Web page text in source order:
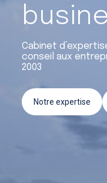
Crédit d’impôt
innovation
Conseil &
Cabinet
conseil aux
2003
Notre expertise